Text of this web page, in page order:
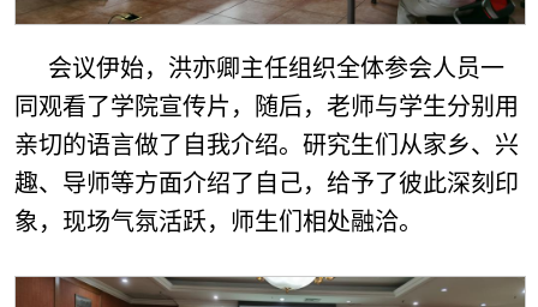
会议伊始，洪亦卿主任组织全体参会人员一
同观看了学院宣传片，随后，老师与学生分别用
亲切的语言做了自我介绍。研究生们从家乡、兴
趣、导师等方面介绍了自己，给予了彼此深刻印
象，现场气氛活跃，师生们相处融洽。